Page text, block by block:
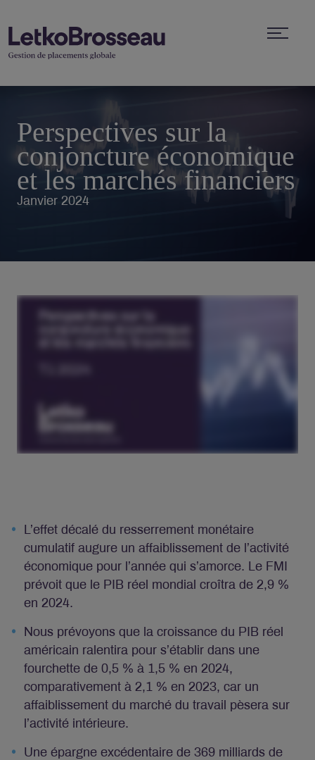
Perspectives sur la
conjoncture économique
et les marchés financiers
Janvier 2024
L’effet décalé du resserrement monétaire
cumulatif augure un affaiblissement de l’activité
économique pour l’année qui s’amorce. Le FMI
prévoit que le PIB réel mondial croîtra de 2,9 %
en 2024.
Nous prévoyons que la croissance du PIB réel
américain ralentira pour s’établir dans une
fourchette de 0,5 % à 1,5 % en 2024,
comparativement à 2,1 % en 2023, car un
affaiblissement du marché du travail pèsera sur
l’activité intérieure.
Une épargne excédentaire de 369 milliards de